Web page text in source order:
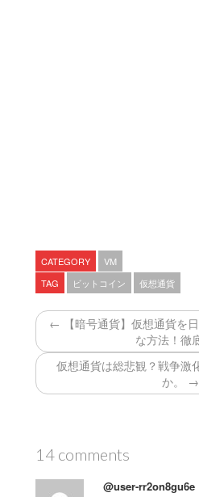
CATEGORY
VM
TAG
ビットコイン 仮想通貨
← 【暗号通貨】仮想通貨を
な方法！徹
仮想通貨は総悲観？戦争激
か。 →
14 comments
@user-rr2on8gu6e